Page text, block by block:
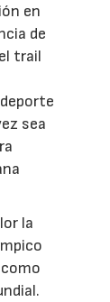
en
de
trail
sea
la